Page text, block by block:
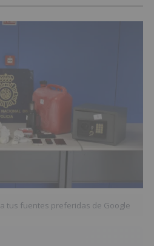
a tus fuentes preferidas de Google